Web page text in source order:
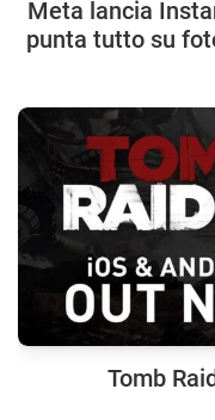
Meta lancia
punta tutto su
Tomb